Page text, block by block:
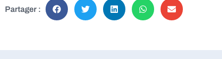
Partager :